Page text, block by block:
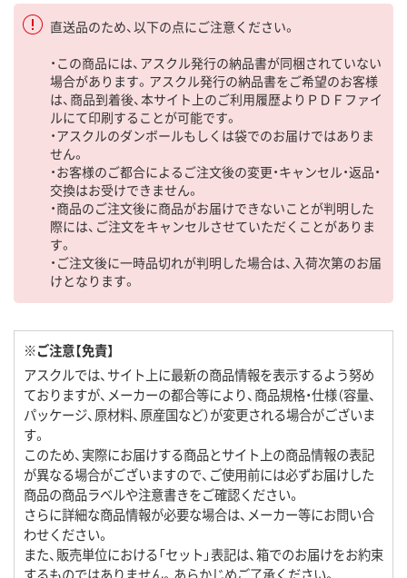
直送品のため、以下の点にご注意ください。
・この商品には、アスクル発行の納品書が同梱されていない
場合があります。アスクル発行の納品書をご希望のお客様
は、商品到着後、本サイト上のご利用履歴よりＰＤＦファイ
ルにて印刷することが可能です。
・アスクルのダンボールもしくは袋でのお届けではありま
せん。
・お客様のご都合によるご注文後の変更・キャンセル・返品・
交換はお受けできません。
・商品のご注文後に商品がお届けできないことが判明した
際には、ご注文をキャンセルさせていただくことがありま
す。
・ご注文後に一時品切れが判明した場合は、入荷次第のお届
けとなります。
※ご注意【免責】
アスクルでは、サイト上に最新の商品情報を表示するよう努め
ておりますが、メーカーの都合等により、商品規格・仕様（容量、
パッケージ、原材料、原産国など）が変更される場合がございま
す。
このため、実際にお届けする商品とサイト上の商品情報の表記
が異なる場合がございますので、ご使用前には必ずお届けした
商品の商品ラベルや注意書きをご確認ください。
さらに詳細な商品情報が必要な場合は、メーカー等にお問い合
わせください。
また、販売単位における「セット」表記は、箱でのお届けをお約束
するものではありません。あらかじめご了承ください。